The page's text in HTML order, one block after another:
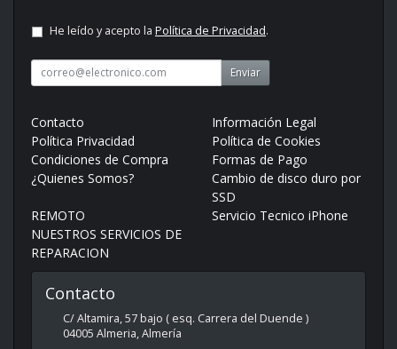
He leído y acepto la Política de Privacidad.
Enviar
Contacto
Información Legal
Política Privacidad
Política de Cookies
Condiciones de Compra
Formas de Pago
¿Quienes Somos?
Cambio de disco duro por
SSD
REMOTO
Servicio Tecnico iPhone
NUESTROS SERVICIOS DE
REPARACION
Contacto
C/ Altamira, 57 bajo ( esq. Carrera del Duende )
04005 Almeria,Almería